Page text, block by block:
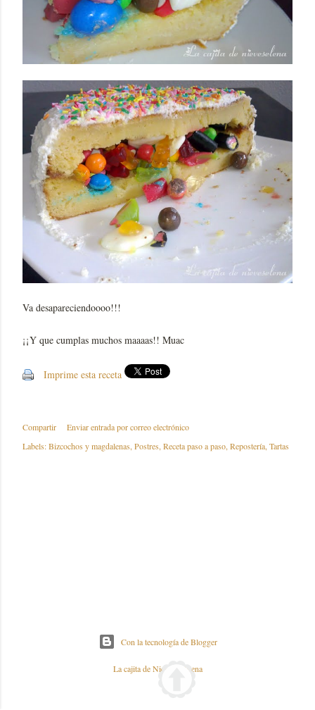
Va desapareciendoooo!!!
¡¡Y que cumplas muchos maaaas!! Muac
Imprime esta receta
Compartir
Enviar entrada por correo electrónico
Labels:Bizcochos y magdalenas Postres Receta paso a paso Repostería Tartas
Con la tecnología de Blogger
La cajita de Nieves y Elena